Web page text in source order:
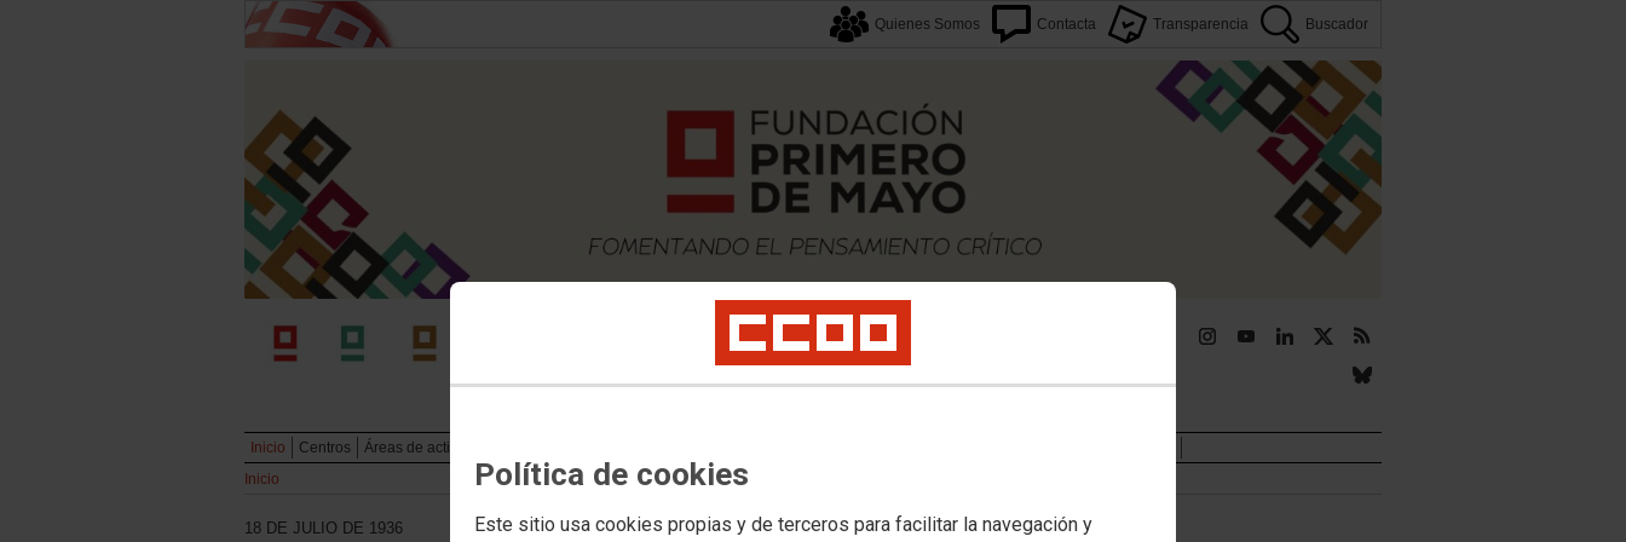
Política de cookies
Este sitio usa cookies propias y de terceros para facilitar la navegación y
Quienes Somos Contacta Transparencia Buscador
Inicio Centros Áreas de actividad
Inicio
18 DE JULIO DE 1936